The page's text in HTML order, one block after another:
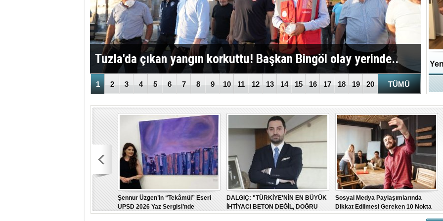
Tuzla'da çıkan yangın korkuttu! Başkan Bingöl olay yerinde..
1 2 3 4 5 6 7 8 9 10 11 12 13 14 15 16 17 18 19 20 TÜMÜ
Şennur Üzgen’in “Tekâmül” Eseri
UPSD 2026 Yaz Sergisi’nde
Sanatseverlerle Buluştu
DALGIÇ: "TÜRKİYE'NİN EN BÜYÜK
İHTİYACI BETON DEĞİL, DOĞRU
PLANLAMA"
Sosyal Medya Paylaşımlarında
Dikkat Edilmesi Gereken 10 Nokta